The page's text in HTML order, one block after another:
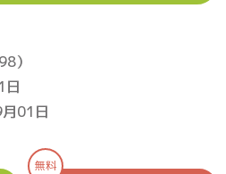
）
日
01日
無料